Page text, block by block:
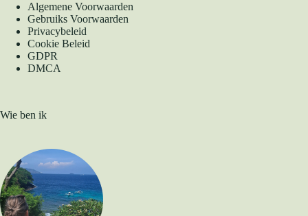
Algemene Voorwaarden
Gebruiks Voorwaarden
Privacybeleid
Cookie Beleid
GDPR
DMCA
Wie ben ik